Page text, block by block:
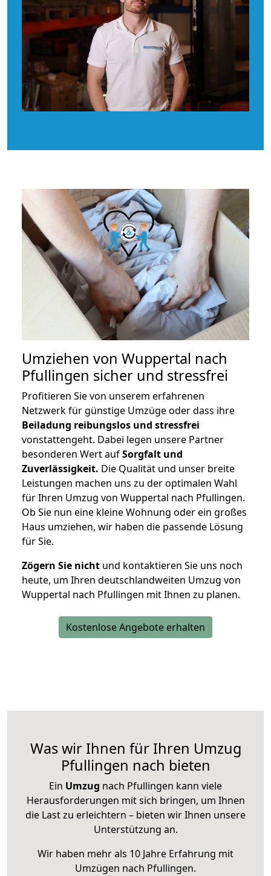
Umziehen von Wuppertal nach
Pfullingen sicher und stressfrei
Profitieren Sie von unserem erfahrenen
Netzwerk für günstige Umzüge oder dass ihre
Beiladung reibungslos und stressfrei
vonstattengeht. Dabei legen unsere Partner
besonderen Wert aufSorgfalt und
Zuverlässigkeit. Die Qualität und unser breite
Leistungen machen uns zu der optimalen Wahl
für Ihren Umzug von Wuppertal nach Pfullingen.
Ob Sie nun eine kleine Wohnung oder ein großes
Haus umziehen, wir haben die passende Lösung
für Sie.
Zögern Sie nicht und kontaktieren Sie uns noch
heute, um Ihren deutschlandweiten Umzug von
Wuppertal nach Pfullingen mit Ihnen zu planen.
Kostenlose Angebote erhalten
Was wir Ihnen für Ihren Umzug
Pfullingen nach bieten
Ein Umzug nach Pfullingen kann viele
Herausforderungen mit sich bringen, um Ihnen
die Last zu erleichtern – bieten wir Ihnen unsere
Unterstützung an.
Wir haben mehr als 10 Jahre Erfahrung mit
Umzügen nach Pfullingen.